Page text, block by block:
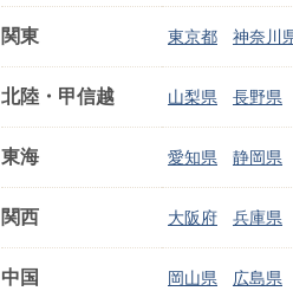
関東 東京都 神奈川
北陸・甲信越 山梨県 長野県
東海 愛知県 静岡県
関西 大阪府 兵庫県
中国 岡山県 広島県